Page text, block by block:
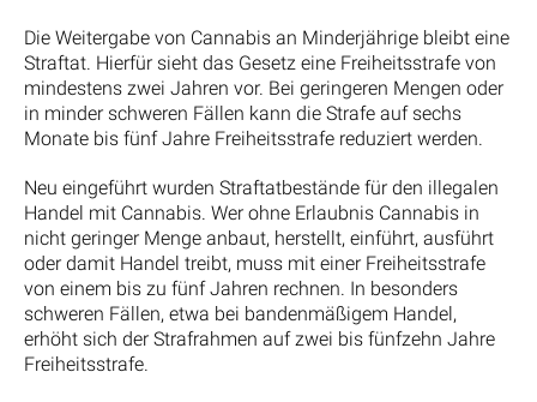
Die Weitergabe von Cannabis an Minderjährige bleibt eine
Straftat. Hierfür sieht das Gesetz eine Freiheitsstrafe von
mindestens zwei Jahren vor. Bei geringeren Mengen oder
in minder schweren Fällen kann die Strafe auf sechs
Monate bis fünf Jahre Freiheitsstrafe reduziert werden.
Neu eingeführt wurden Straftatbestände für den illegalen
Handel mit Cannabis. Wer ohne Erlaubnis Cannabis in
nicht geringer Menge anbaut, herstellt, einführt, ausführt
oder damit Handel treibt, muss mit einer Freiheitsstrafe
von einem bis zu fünf Jahren rechnen. In besonders
schweren Fällen, etwa bei bandenmäßigem Handel,
erhöht sich der Strafrahmen auf zwei bis fünfzehn Jahre
Freiheitsstrafe.